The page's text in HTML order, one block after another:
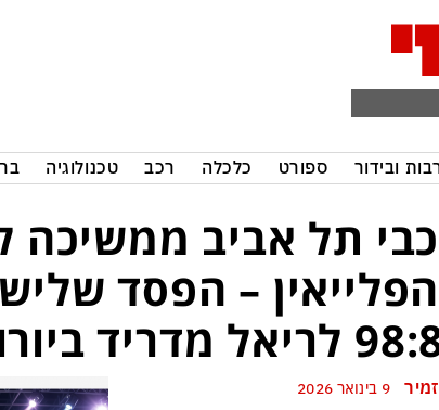
ובידור ספורט כלכלה רכב טכנולוגיה
תל אביב ממשיכה
– הפסד
מדריד ביורוליג
9 בינואר 2026